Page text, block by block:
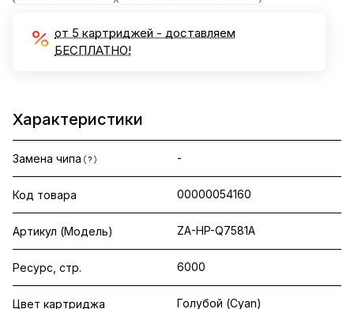
от 5 картриджей - доставляем
БЕСПЛАТНО!
Характеристики
Замена чипа ? -
Код товара 00000054160
Артикул (Модель) ZA-HP-Q7581A
Ресурс, стр. 6000
Цвет картриджа Голубой (Cyan)